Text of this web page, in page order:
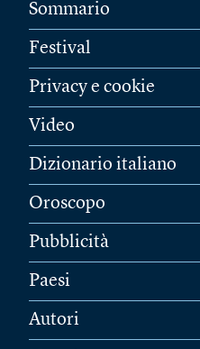
Sommario
Festival
Privacy e cookie
Video
Dizionario italiano
Oroscopo
Pubblicità
Paesi
Autori